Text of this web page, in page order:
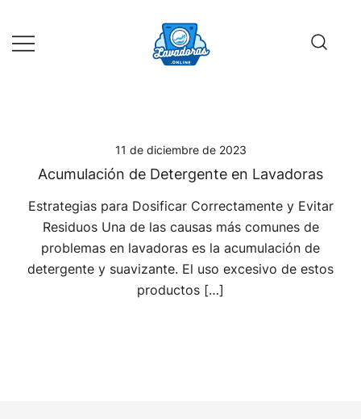
contenido
11 de diciembre de 2023
Acumulación de Detergente en Lavadoras
Estrategias para Dosificar Correctamente y Evitar
Residuos Una de las causas más comunes de
problemas en lavadoras es la acumulación de
detergente y suavizante. El uso excesivo de estos
productos […]